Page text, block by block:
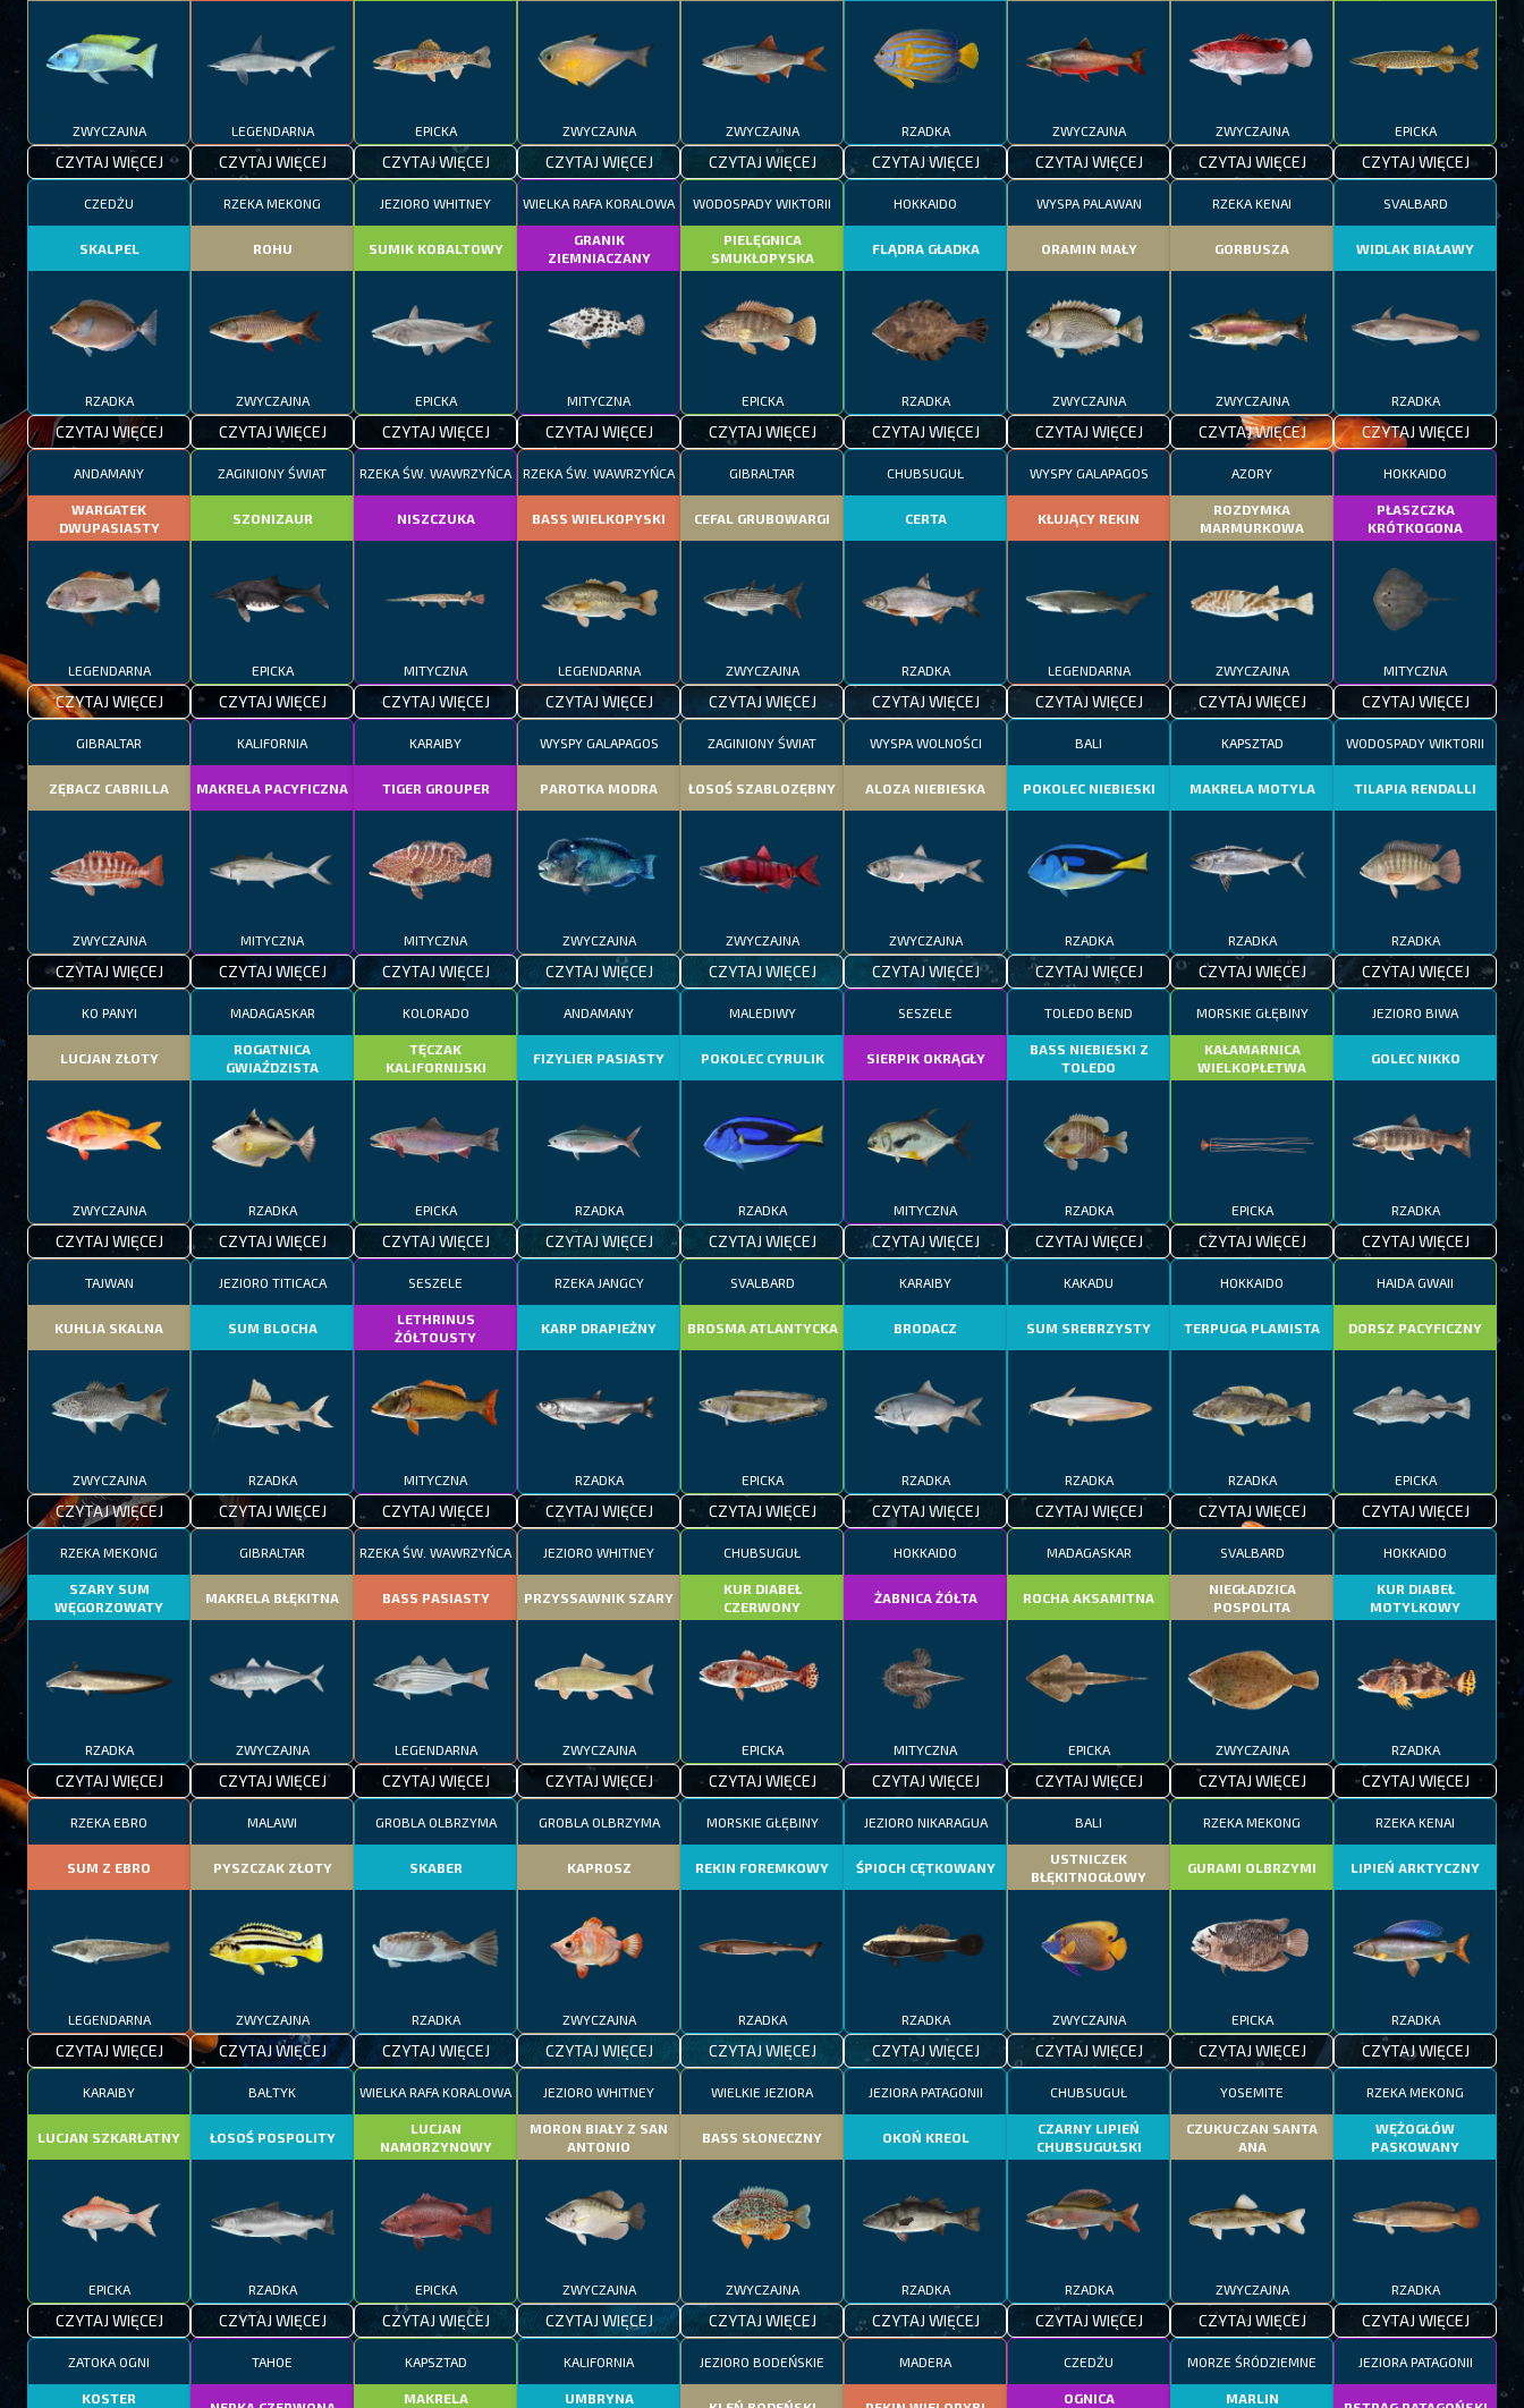
ZWYCZAJNA
CZYTAJ WIĘCEJ
LEGENDARNA
CZYTAJ WIĘCEJ
EPICKA
CZYTAJ WIĘCEJ
ZWYCZAJNA
CZYTAJ WIĘCEJ
ZWYCZAJNA
CZYTAJ WIĘCEJ
RZADKA
CZYTAJ WIĘCEJ
ZWYCZAJNA
CZYTAJ WIĘCEJ
ZWYCZAJNA
CZYTAJ WIĘCEJ
EPICKA
CZYTAJ WIĘCEJ
CZEDŻU
SKALPEL
RZADKA
CZYTAJ WIĘCEJ
RZEKA MEKONG
ROHU
ZWYCZAJNA
CZYTAJ WIĘCEJ
JEZIORO WHITNEY
SUMIK KOBALTOWY
EPICKA
CZYTAJ WIĘCEJ
WIELKA RAFA KORALOWA
GRANIK
ZIEMNIACZANY
MITYCZNA
CZYTAJ WIĘCEJ
WODOSPADY WIKTORII
PIELĘGNICA
SMUKŁOPYSKA
EPICKA
CZYTAJ WIĘCEJ
HOKKAIDO
FLĄDRA GŁADKA
RZADKA
CZYTAJ WIĘCEJ
WYSPA PALAWAN
ORAMIN MAŁY
ZWYCZAJNA
CZYTAJ WIĘCEJ
RZEKA KENAI
GORBUSZA
ZWYCZAJNA
CZYTAJ WIĘCEJ
SVALBARD
WIDLAK BIAŁAWY
RZADKA
CZYTAJ WIĘCEJ
ANDAMANY
WARGATEK
DWUPASIASTY
LEGENDARNA
CZYTAJ WIĘCEJ
ZAGINIONY ŚWIAT
SZONIZAUR
EPICKA
CZYTAJ WIĘCEJ
RZEKA ŚW. WAWRZYŃCA
NISZCZUKA
MITYCZNA
CZYTAJ WIĘCEJ
RZEKA ŚW. WAWRZYŃCA
BASS WIELKOPYSKI
LEGENDARNA
CZYTAJ WIĘCEJ
GIBRALTAR
CEFAL GRUBOWARGI
ZWYCZAJNA
CZYTAJ WIĘCEJ
CHUBSUGUŁ
CERTA
RZADKA
CZYTAJ WIĘCEJ
WYSPY GALAPAGOS
KŁUJĄCY REKIN
LEGENDARNA
CZYTAJ WIĘCEJ
AZORY
ROZDYMKA
MARMURKOWA
ZWYCZAJNA
CZYTAJ WIĘCEJ
HOKKAIDO
PŁASZCZKA
KRÓTKOGONA
MITYCZNA
CZYTAJ WIĘCEJ
GIBRALTAR
ZĘBACZ CABRILLA
ZWYCZAJNA
CZYTAJ WIĘCEJ
KALIFORNIA
MAKRELA PACYFICZNA
MITYCZNA
CZYTAJ WIĘCEJ
KARAIBY
TIGER GROUPER
MITYCZNA
CZYTAJ WIĘCEJ
WYSPY GALAPAGOS
PAROTKA MODRA
ZWYCZAJNA
CZYTAJ WIĘCEJ
ZAGINIONY ŚWIAT
ŁOSOŚ SZABLOZĘBNY
ZWYCZAJNA
CZYTAJ WIĘCEJ
WYSPA WOLNOŚCI
ALOZA NIEBIESKA
ZWYCZAJNA
CZYTAJ WIĘCEJ
BALI
POKOLEC NIEBIESKI
RZADKA
CZYTAJ WIĘCEJ
KAPSZTAD
MAKRELA MOTYLA
RZADKA
CZYTAJ WIĘCEJ
WODOSPADY WIKTORII
TILAPIA RENDALLI
RZADKA
CZYTAJ WIĘCEJ
KO PANYI
LUCJAN ZŁOTY
ZWYCZAJNA
CZYTAJ WIĘCEJ
MADAGASKAR
ROGATNICA
GWIAŹDZISTA
RZADKA
CZYTAJ WIĘCEJ
KOLORADO
TĘCZAK
KALIFORNIJSKI
EPICKA
CZYTAJ WIĘCEJ
ANDAMANY
FIZYLIER PASIASTY
RZADKA
CZYTAJ WIĘCEJ
MALEDIWY
POKOLEC CYRULIK
RZADKA
CZYTAJ WIĘCEJ
SESZELE
SIERPIK OKRĄGŁY
MITYCZNA
CZYTAJ WIĘCEJ
TOLEDO BEND
BASS NIEBIESKI Z
TOLEDO
RZADKA
CZYTAJ WIĘCEJ
MORSKIE GŁĘBINY
KAŁAMARNICA
WIELKOPŁETWA
EPICKA
CZYTAJ WIĘCEJ
JEZIORO BIWA
GOLEC NIKKO
RZADKA
CZYTAJ WIĘCEJ
TAJWAN
KUHLIA SKALNA
ZWYCZAJNA
CZYTAJ WIĘCEJ
JEZIORO TITICACA
SUM BLOCHA
RZADKA
CZYTAJ WIĘCEJ
SESZELE
LETHRINUS
ŻÓŁTOUSTY
MITYCZNA
CZYTAJ WIĘCEJ
RZEKA JANGCY
KARP DRAPIEŻNY
RZADKA
CZYTAJ WIĘCEJ
SVALBARD
BROSMA ATLANTYCKA
EPICKA
CZYTAJ WIĘCEJ
KARAIBY
BRODACZ
RZADKA
CZYTAJ WIĘCEJ
KAKADU
SUM SREBRZYSTY
RZADKA
CZYTAJ WIĘCEJ
HOKKAIDO
TERPUGA PLAMISTA
RZADKA
CZYTAJ WIĘCEJ
HAIDA GWAII
DORSZ PACYFICZNY
EPICKA
CZYTAJ WIĘCEJ
RZEKA MEKONG
SZARY SUM
WĘGORZOWATY
RZADKA
CZYTAJ WIĘCEJ
GIBRALTAR
MAKRELA BŁĘKITNA
ZWYCZAJNA
CZYTAJ WIĘCEJ
RZEKA ŚW. WAWRZYŃCA
BASS PASIASTY
LEGENDARNA
CZYTAJ WIĘCEJ
JEZIORO WHITNEY
PRZYSSAWNIK SZARY
ZWYCZAJNA
CZYTAJ WIĘCEJ
CHUBSUGUŁ
KUR DIABEŁ
CZERWONY
EPICKA
CZYTAJ WIĘCEJ
HOKKAIDO
ŻABNICA ŻÓŁTA
MITYCZNA
CZYTAJ WIĘCEJ
MADAGASKAR
ROCHA AKSAMITNA
EPICKA
CZYTAJ WIĘCEJ
SVALBARD
NIEGŁADZICA
POSPOLITA
ZWYCZAJNA
CZYTAJ WIĘCEJ
HOKKAIDO
KUR DIABEŁ
MOTYLKOWY
RZADKA
CZYTAJ WIĘCEJ
RZEKA EBRO
SUM Z EBRO
LEGENDARNA
CZYTAJ WIĘCEJ
MALAWI
PYSZCZAK ZŁOTY
ZWYCZAJNA
CZYTAJ WIĘCEJ
GROBLA OLBRZYMA
SKABER
RZADKA
CZYTAJ WIĘCEJ
GROBLA OLBRZYMA
KAPROSZ
ZWYCZAJNA
CZYTAJ WIĘCEJ
MORSKIE GŁĘBINY
REKIN FOREMKOWY
RZADKA
CZYTAJ WIĘCEJ
JEZIORO NIKARAGUA
ŚPIOCH CĘTKOWANY
RZADKA
CZYTAJ WIĘCEJ
BALI
USTNICZEK
BŁĘKITNOGŁOWY
ZWYCZAJNA
CZYTAJ WIĘCEJ
RZEKA MEKONG
GURAMI OLBRZYMI
EPICKA
CZYTAJ WIĘCEJ
RZEKA KENAI
LIPIEŃ ARKTYCZNY
RZADKA
CZYTAJ WIĘCEJ
KARAIBY
LUCJAN SZKARŁATNY
EPICKA
CZYTAJ WIĘCEJ
BAŁTYK
ŁOSOŚ POSPOLITY
RZADKA
CZYTAJ WIĘCEJ
WIELKA RAFA KORALOWA
LUCJAN
NAMORZYNOWY
EPICKA
CZYTAJ WIĘCEJ
JEZIORO WHITNEY
MORON BIAŁY Z SAN
ANTONIO
ZWYCZAJNA
CZYTAJ WIĘCEJ
WIELKIE JEZIORA
BASS SŁONECZNY
ZWYCZAJNA
CZYTAJ WIĘCEJ
JEZIORA PATAGONII
OKOŃ KREOL
RZADKA
CZYTAJ WIĘCEJ
CHUBSUGUŁ
CZARNY LIPIEŃ
CHUBSUGUŁSKI
RZADKA
CZYTAJ WIĘCEJ
YOSEMITE
CZUKUCZAN SANTA
ANA
ZWYCZAJNA
CZYTAJ WIĘCEJ
RZEKA MEKONG
WĘŻOGŁÓW
PASKOWANY
RZADKA
CZYTAJ WIĘCEJ
ZATOKA OGNI
KOSTER
TAHOE KAPSZTAD
MAKRELA
KALIFORNIA
UMBRYNA
JEZIORO BODEŃSKIE MADERA CZEDŻU
OGNICA
MORZE ŚRÓDZIEMNE
MARLIN
JEZIORA PATAGONII